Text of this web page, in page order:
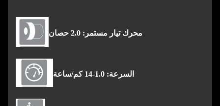
محرك تيار مستمر: 2.0 حصان
السرعة: 1.0-14 كم/ساعة